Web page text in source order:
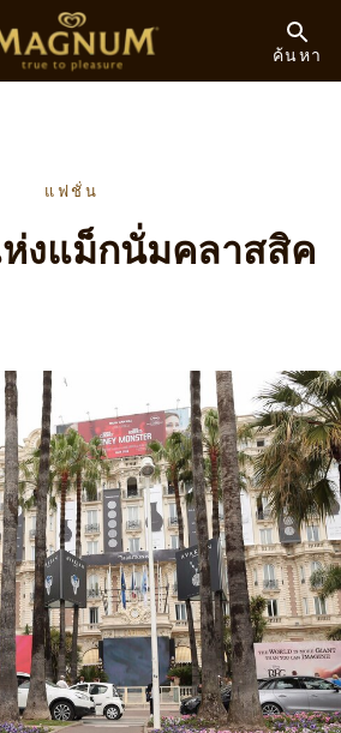
ค้นหา
แฟชั่น
ห่งแม็กนั่มคลาสสิค